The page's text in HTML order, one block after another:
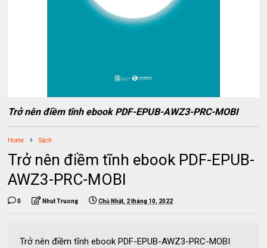
Trở nên điềm tĩnh ebook PDF-EPUB-AWZ3-PRC-MOBI
Home Sách
Trở nên điềm tĩnh ebook PDF-EPUB-
AWZ3-PRC-MOBI
0 Nhut Truong Chủ Nhật, 2 tháng 10, 2022
Trở nên điềm tĩnh ebook PDF-EPUB-AWZ3-PRC-MOBI